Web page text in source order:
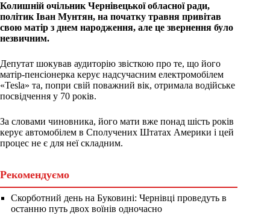
Колишній очільник Чернівецької обласної ради,
політик Іван Мунтян, на початку травня привітав
свою матір з днем народження, але це звернення було
незвичним.
Депутат шокував аудиторію звісткою про те, що його
матір-пенсіонерка керує надсучасним електромобілем
«Tesla» та, попри свій поважний вік, отримала водійське
посвідчення у 70 років.
За словами чиновника, його мати вже понад шість років
керує автомобілем в Сполучених Штатах Америки і цей
процес не є для неї складним.
Рекомендуємо
Скорботний день на Буковині: Чернівці проведуть в
останню путь двох воїнів одночасно